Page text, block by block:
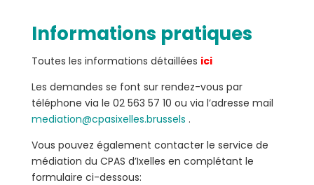
Informations pratiques
Toutes les informations détaillées ici
Les demandes se font sur rendez-vous par
téléphone via le 02 563 57 10 ou via l’adresse mail
mediation@cpasixelles.brussels .
Vous pouvez également contacter le service de
médiation du CPAS d’Ixelles en complétant le
formulaire ci-dessous: